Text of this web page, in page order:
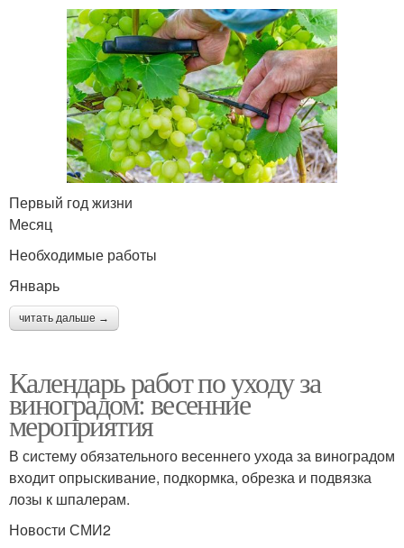
Первый год жизни
Месяц
Необходимые работы
Январь
читать дальше →
Календарь работ по уходу за
виноградом: весенние
мероприятия
В систему обязательного весеннего ухода за виноградом
входит опрыскивание, подкормка, обрезка и подвязка
лозы к шпалерам.
Новости СМИ2